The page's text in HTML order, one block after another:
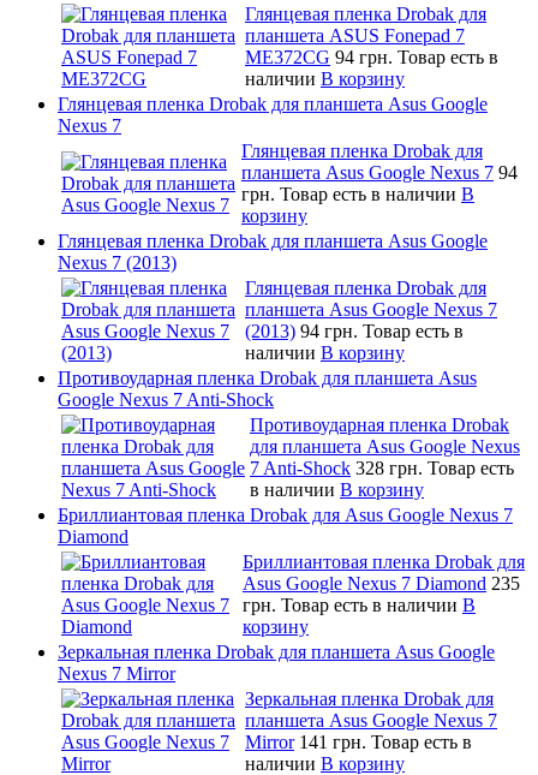
Глянцевая пленка Drobak для
планшета ASUS Fonepad 7
ME372CG 94 грн. Товар есть в
наличии В корзину
Глянцевая пленка Drobak для планшета Asus Google
Nexus 7
Глянцевая пленка Drobak для
планшета Asus Google Nexus 7 94
грн. Товар есть в наличии В
корзину
Глянцевая пленка Drobak для планшета Asus Google
Nexus 7 (2013)
Глянцевая пленка Drobak для
планшета Asus Google Nexus 7
(2013) 94 грн. Товар есть в
наличии В корзину
Противоударная пленка Drobak для планшета Asus
Google Nexus 7 Anti-Shock
Противоударная пленка Drobak
для планшета Asus Google Nexus
7 Anti-Shock 328 грн. Товар есть
в наличии В корзину
Бриллиантовая пленка Drobak для Asus Google Nexus 7
Diamond
Бриллиантовая пленка Drobak для
Asus Google Nexus 7 Diamond 235
грн. Товар есть в наличии В
корзину
Зеркальная пленка Drobak для планшета Asus Google
Nexus 7 Mirror
Зеркальная пленка Drobak для
планшета Asus Google Nexus 7
Mirror 141 грн. Товар есть в
наличии В корзину